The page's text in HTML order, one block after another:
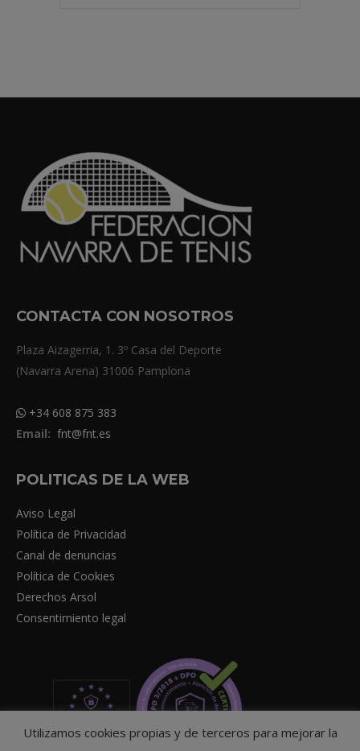
CONTACTA CON NOSOTROS
Plaza Aizagerria, 1. 3º Casa del Deporte
(Navarra Arena) 31006 Pamplona
+34 608 875 383
Email: fnt@fnt.es
POLITICAS DE LA WEB
Aviso Legal
Política de Privacidad
Canal de denuncias
Política de Cookies
Derechos Arsol
Consentimiento legal
Utilizamos cookies propias y de terceros para mejorar la